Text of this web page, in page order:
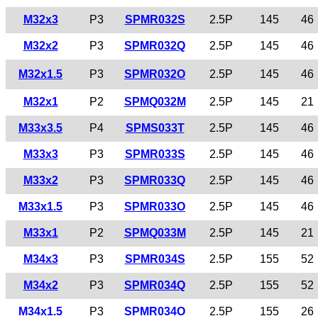
M32x3 P3 SPMR032S 2.5P 145 46
M32x2 P3 SPMR032Q 2.5P 145 46
M32x1.5 P3 SPMR032O 2.5P 145 46
M32x1 P2 SPMQ032M 2.5P 145 21
M33x3.5 P4 SPMS033T 2.5P 145 46
M33x3 P3 SPMR033S 2.5P 145 46
M33x2 P3 SPMR033Q 2.5P 145 46
M33x1.5 P3 SPMR033O 2.5P 145 46
M33x1 P2 SPMQ033M 2.5P 145 21
M34x3 P3 SPMR034S 2.5P 155 52
M34x2 P3 SPMR034Q 2.5P 155 52
M34x1.5 P3 SPMR034O 2.5P 155 26